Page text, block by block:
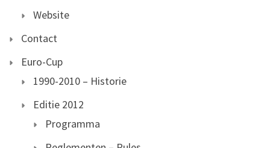
Website
Contact
Euro-Cup
1990-2010 – Historie
Editie 2012
Programma